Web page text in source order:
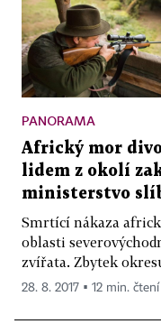
PANORAMA
Africký mor
lidem z okolí
ministerstvo
Smrtící nákaza
oblasti
zvířata. Zbytek
28. 8. 2017 ▪ 12 min. čtení